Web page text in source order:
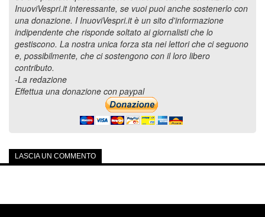
InuoviVespri.it interessante, se vuoi puoi anche sostenerlo con
una donazione. I InuoviVespri.it è un sito d'informazione
indipendente che risponde soltato ai giornalisti che lo
gestiscono. La nostra unica forza sta nei lettori che ci seguono
e, possibilmente, che ci sostengono con il loro libero
contributo.
-La redazione
Effettua una donazione con paypal
LASCIA UN COMMENTO